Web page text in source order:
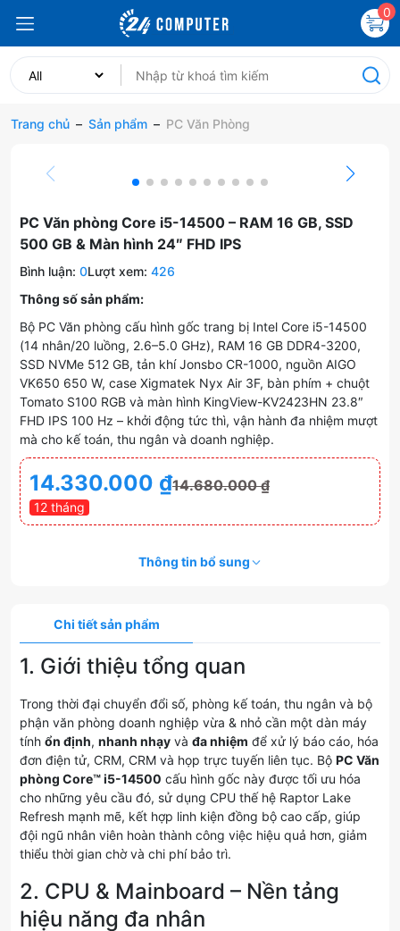
0
Trang chủ – Sản phẩm – PC Văn Phòng
PC Văn phòng Core i5-14500 – RAM 16 GB, SSD
500 GB & Màn hình 24″ FHD IPS
Bình luận: 0Lượt xem: 426
Thông số sản phẩm:
Bộ PC Văn phòng cấu hình gốc trang bị Intel Core i5-14500
(14 nhân/20 luồng, 2.6–5.0 GHz), RAM 16 GB DDR4-3200,
SSD NVMe 512 GB, tản khí Jonsbo CR-1000, nguồn AIGO
VK650 650 W, case Xigmatek Nyx Air 3F, bàn phím + chuột
Tomato S100 RGB và màn hình KingView-KV2423HN 23.8″
FHD IPS 100 Hz – khởi động tức thì, vận hành đa nhiệm mượt
mà cho kế toán, thu ngân và doanh nghiệp.
14.680.000₫
14.330.000 ₫
12 tháng
Thông tin bổ sung
Chi tiết sản phẩm
1. Giới thiệu tổng quan
Trong thời đại chuyển đổi số, phòng kế toán, thu ngân và bộ
phận văn phòng doanh nghiệp vừa & nhỏ cần một dàn máy
tính ổn định, nhanh nhạy và đa nhiệm để xử lý báo cáo, hóa
đơn điện tử, CRM, CRM và họp trực tuyến liên tục. Bộ PC Văn
phòng Core™ i5-14500 cấu hình gốc này được tối ưu hóa
cho những yêu cầu đó, sử dụng CPU thế hệ Raptor Lake
Refresh mạnh mẽ, kết hợp linh kiện đồng bộ cao cấp, giúp
đội ngũ nhân viên hoàn thành công việc hiệu quả hơn, giảm
thiểu thời gian chờ và chi phí bảo trì.
2. CPU & Mainboard – Nền tảng
hiệu năng đa nhân